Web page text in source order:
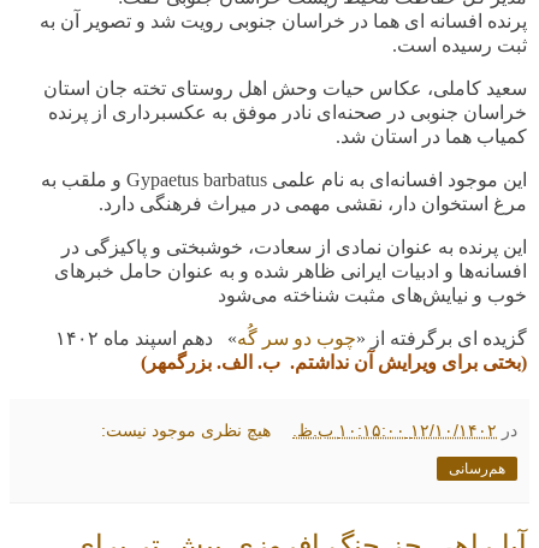
پرنده افسانه ای هما در خراسان جنوبی رویت شد و تصویر آن به
ثبت رسیده است.
سعید کاملی، عکاس حیات وحش اهل روستای تخته جان استان
خراسان جنوبی در صحنه‌ای نادر موفق به عکسبرداری از پرنده
کمیاب هما در استان شد.
این موجود افسانه‌ای به نام علمی Gypaetus barbatus و ملقب به
مرغ استخوان دار، نقشی مهمی در میراث فرهنگی دارد.
این پرنده به عنوان نمادی از سعادت، خوشبختی و پاکیزگی در
افسانه‌ها و ادبیات ایرانی ظاهر شده و به عنوان حامل خبرهای
خوب و نیایش‌های مثبت شناخته می‌شود
گزیده ای برگرفته از «چوب دو سر گُه» دهم اسپند ماه ۱۴۰۲
(بختی برای ویرایش آن نداشتم. ب. الف. بزرگمهر)
در ۱۲/۱۰/۱۴۰۲ ۱۰:۱۵:۰۰ ب.ظ. هیچ نظری موجود نیست:
هم‌رسانی